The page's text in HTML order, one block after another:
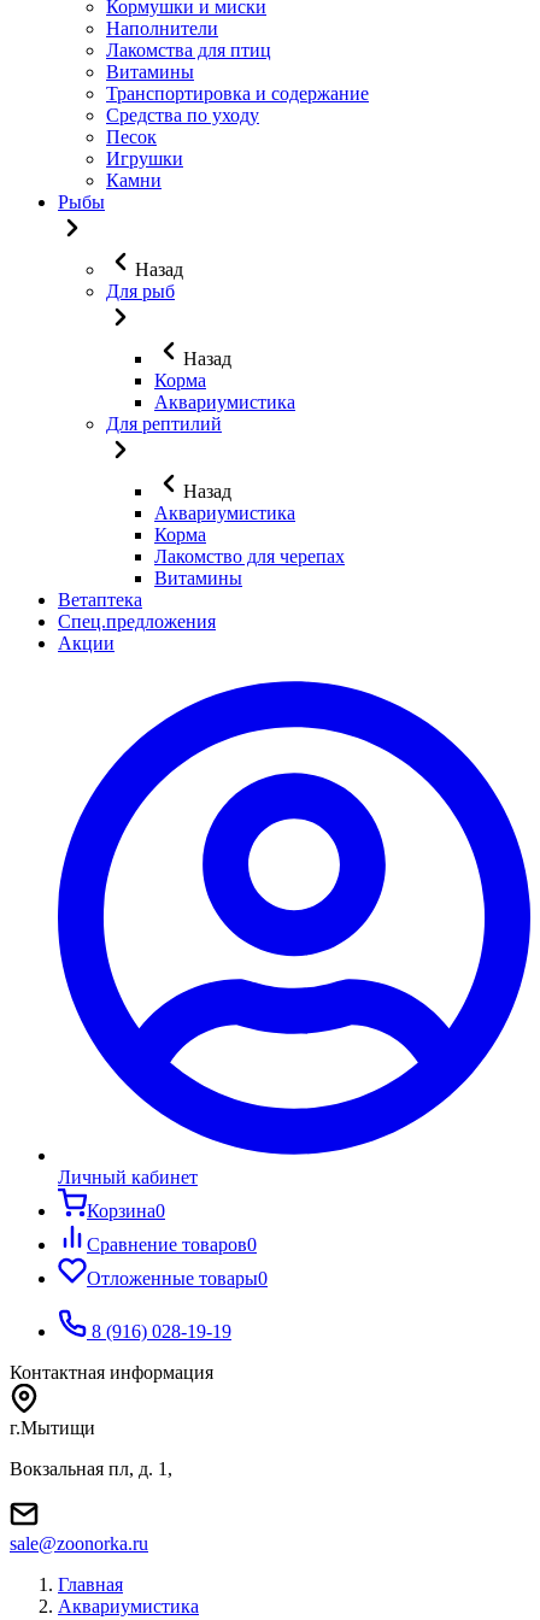
Кормушки и миски
Наполнители
Лакомства для птиц
Витамины
Транспортировка и содержание
Средства по уходу
Песок
Игрушки
Камни
Рыбы
Назад
Для рыб
Назад
Корма
Аквариумистика
Для рептилий
Назад
Аквариумистика
Корма
Лакомство для черепах
Витамины
Ветаптека
Спец.предложения
Акции
Личный кабинет
Корзина0
Сравнение товаров0
Отложенные товары0
8 (916) 028-19-19
Контактная информация
г.Мытищи
Вокзальная пл, д. 1,
sale@zoonorka.ru
Главная
Аквариумистика